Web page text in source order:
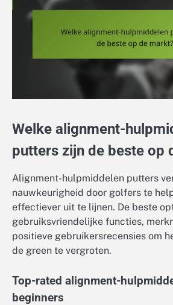
Welke alignment-
putters zijn de beste op
Alignment-hulpmiddelen putters
nauwkeurigheid door golfers te
effectiever uit te lijnen. De beste
gebruiksvriendelijke functies,
positieve gebruikersrecensies om
de green te vergroten.
Top-rated alignment-
beginners